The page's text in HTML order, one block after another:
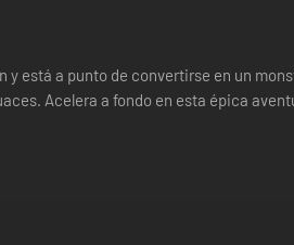
está a punto de convertirse en un
Acelera a fondo en esta épica